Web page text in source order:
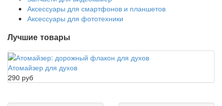
Аксессуары для смартфонов и планшетов
Аксессуары для фототехники
Лучшие товары
Атомайзер для духов
290 руб